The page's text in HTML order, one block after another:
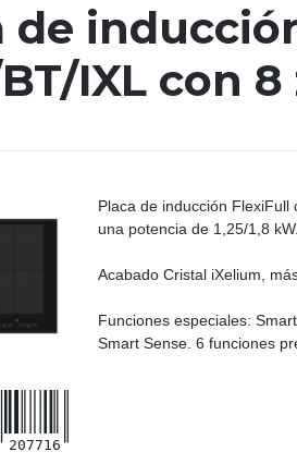
de
IXL con
207716
Placa de inducción
una potencia de 1,25/1,8
Acabado Cristal iXelium,
Funciones especiales:
Smart Sense. 6 funciones